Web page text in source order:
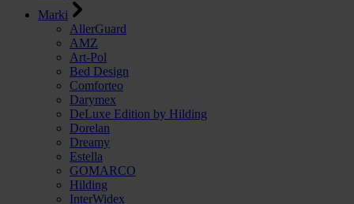
Marki
AllerGuard
AMZ
Art-Pol
Bed Design
Comforteo
Darymex
DeLuxe Edition by Hilding
Dorelan
Dreamy
Estella
GOMARCO
Hilding
InterWidex